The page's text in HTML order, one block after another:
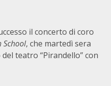
il concerto di coro
School, che martedì sera
teatro “Pirandello” con